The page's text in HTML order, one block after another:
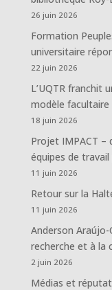
26 juin 2026
Formation
universitaire
22 juin 2026
L’UQTR franchit
modèle facultaire
18 juin 2026
Projet IMPACT –
équipes de
11 juin 2026
Retour sur la
11 juin 2026
Anderson
recherche et à la
2 juin 2026
Médias et